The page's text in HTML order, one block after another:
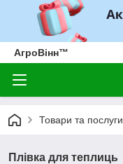
АгроВінн™
Товари та послуги
Плівка для теплиць